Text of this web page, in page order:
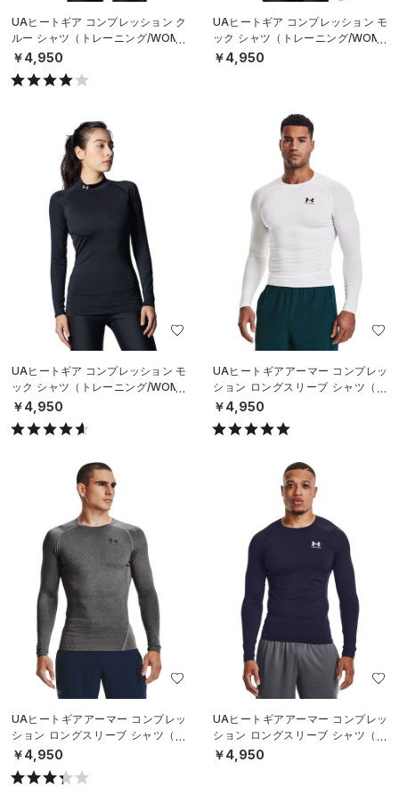
UAヒートギア コンプレッション ク
ルー シャツ（トレーニング/WOME
N）
￥4,950
UAヒートギア コンプレッション モ
ック シャツ（トレーニング/WOME
N）
￥4,950
UAヒートギア コンプレッション モ
ック シャツ（トレーニング/WOME
N）
￥4,950
UAヒートギアアーマー コンプレッ
ション ロングスリーブ シャツ（ト
レーニング/MEN）
￥4,950
UAヒートギアアーマー コンプレッ
ション ロングスリーブ シャツ（ト
レーニング/MEN）
￥4,950
UAヒートギアアーマー コンプレッ
ション ロングスリーブ シャツ（ト
レーニング/MEN）
￥4,950